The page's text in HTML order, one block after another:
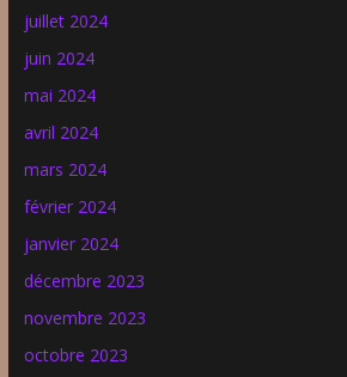
juillet 2024
juin 2024
mai 2024
avril 2024
mars 2024
février 2024
janvier 2024
décembre 2023
novembre 2023
octobre 2023